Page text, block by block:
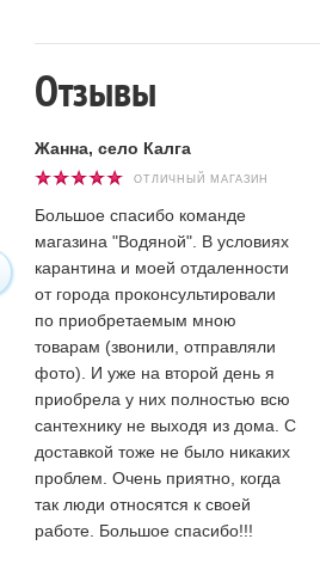
Отзывы
Жанна, село Калга
ОТЛИЧНЫЙ МАГАЗИН
Большое спасибо команде
магазина "Водяной". В условиях
карантина и моей отдаленности
от города проконсультировали
по приобретаемым мною
товарам (звонили, отправляли
фото). И уже на второй день я
приобрела у них полностью всю
сантехнику не выходя из дома. С
доставкой тоже не было никаких
проблем. Очень приятно, когда
так люди относятся к своей
работе. Большое спасибо!!!